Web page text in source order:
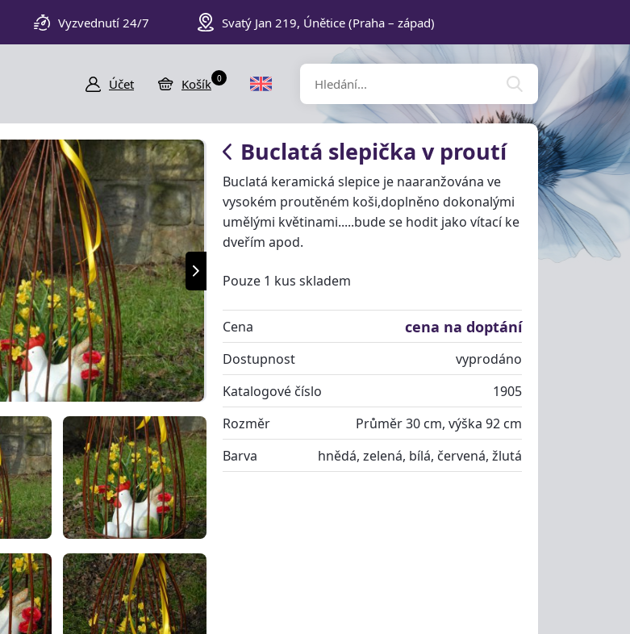
Vyzvednutí 24/7 Svatý Jan 219, Únětice (Praha – západ)
Účet Košík 0
Buclatá slepička v proutí
Buclatá keramická slepice je naaranžována ve
vysokém proutěném koši,doplněno dokonalými
umělými květinami.....bude se hodit jako vítací ke
dveřím apod.
Pouze 1 kus skladem
Cena cena na doptání
Dostupnost
vyprodáno
Katalogové číslo
1905
Rozměr
Průměr 30 cm, výška 92 cm
Barva
hnědá, zelená, bílá, červená, žlutá